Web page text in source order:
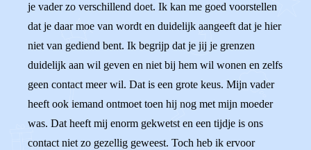
je vader zo verschillend doet. Ik kan me goed voorstellen
dat je daar moe van wordt en duidelijk aangeeft dat je hier
niet van gediend bent. Ik begrijp dat je jij je grenzen
duidelijk aan wil geven en niet bij hem wil wonen en zelfs
geen contact meer wil. Dat is een grote keus. Mijn vader
heeft ook iemand ontmoet toen hij nog met mijn moeder
was. Dat heeft mij enorm gekwetst en een tijdje is ons
contact niet zo gezellig geweest. Toch heb ik ervoor